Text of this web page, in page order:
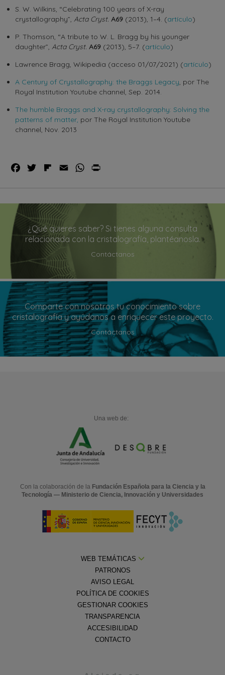
S. W. Wilkins, “Celebrating 100 years of X-ray
crystallography”, Acta Cryst. A69 (2013), 1–4. (artículo)
P. Thomson, “A tribute to W. L. Bragg by his younger
daughter”, Acta Cryst. A69 (2013), 5–7. (artículo)
Lawrence Bragg, Wikipedia (acceso 01/07/2021) (artículo)
A Century of Crystallography: the Braggs Legacy , por The
Royal Institution Youtube channel, Sep. 2014.
The humble Braggs and X-ray crystallography: Solving the
patterns of matter, por The Royal Institution Youtube
channel, Nov. 2013
¿Qué quieres saber? Si tienes alguna consulta
relacionada con la cristalografía, plantéanosla.
Contáctanos
Comparte con nosotros tu conocimiento sobre
cristalografía y ayúdanos a enriquecer este proyecto.
Contáctanos
Una web de:
Con la colaboración de la Fundación Española para la Ciencia y la
Tecnología — Ministerio de Ciencia, Innovación y Universidades
WEB TEMÁTICAS
PATRONOS
AVISO LEGAL
POLÍTICA DE COOKIES
GESTIONAR COOKIES
TRANSPARENCIA
ACCESIBILIDAD
CONTACTO